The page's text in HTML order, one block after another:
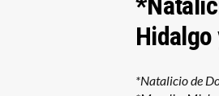
*Natalicio de